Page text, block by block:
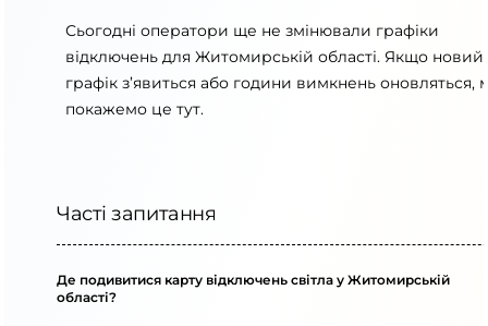
Сьогодні оператори ще не змінювали графіки
відключень для Житомирській області. Якщо новий
графік з’явиться або години вимкнень оновляться,
покажемо це тут.
Часті запитання
Де подивитися карту відключень світла у Житомирській
області?